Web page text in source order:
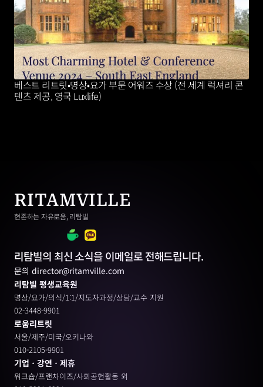
베스트 리트릿•명상•요가 부문 어워즈 수상 (전 세계 럭셔리 콘
텐츠 제공, 영국 Luxlife)
RITAMVILLE
현존하는 자유로움, 리탐빌
리탐빌의 최신 소식을 이메일로 전해드립니다.
문의 director@ritamville.com
리탐빌 평생교육원
명상/요가/의식/1:1/지도자과정/상담/교수 지원
02-3448-9901
로움리트릿
서울/제주/미국/오키나와
010-2105-9901
기업ㆍ강연ㆍ제휴
워크숍/프랜차이즈/사회공헌활동 외